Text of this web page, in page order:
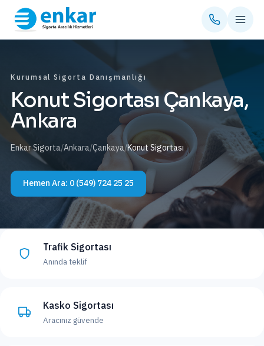
Kurumsal Sigorta Danışmanlığı
Konut Sigortası Çankaya,
Ankara
Enkar Sigorta/Ankara/Çankaya/Konut Sigortası
Hemen Ara: 0 (549) 724 25 25
Trafik Sigortası
Anında teklif
Kasko Sigortası
Aracınız güvende